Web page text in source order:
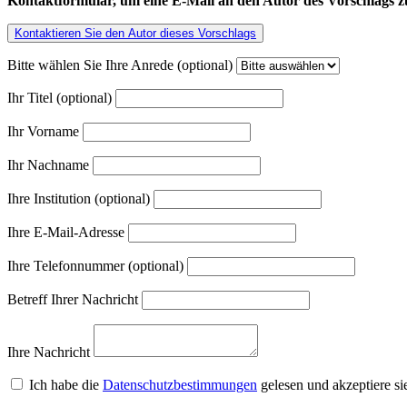
Kontaktieren Sie den Autor dieses Vorschlags
Bitte wählen Sie Ihre Anrede (optional)
Ihr Titel (optional)
Ihr Vorname
Ihr Nachname
Ihre Institution (optional)
Ihre E-Mail-Adresse
Ihre Telefonnummer (optional)
Betreff Ihrer Nachricht
Ihre Nachricht
Ich habe die Datenschutzbestimmungen gelesen und akzeptiere